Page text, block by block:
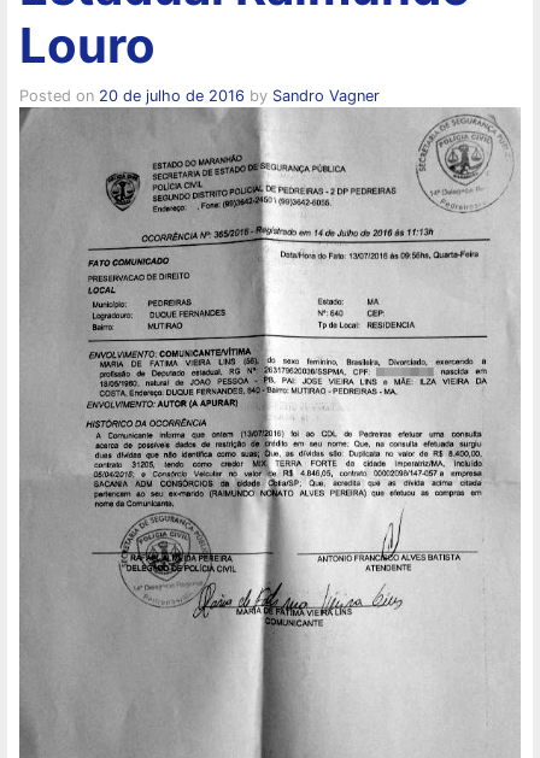
Louro
Posted on 20 de julho de 2016 by Sandro Vagner